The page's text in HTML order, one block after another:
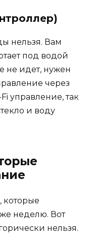
нельзя. Вам
под водой
не идет, нужен
через
управление, так
и воду
которые
неделю. Вот
нельзя.